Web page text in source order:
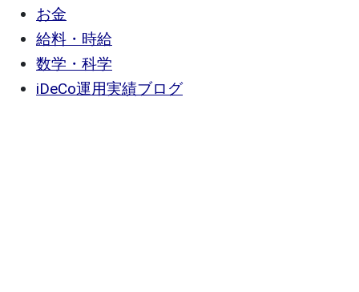
お金
給料・時給
数学・科学
iDeCo運用実績ブログ